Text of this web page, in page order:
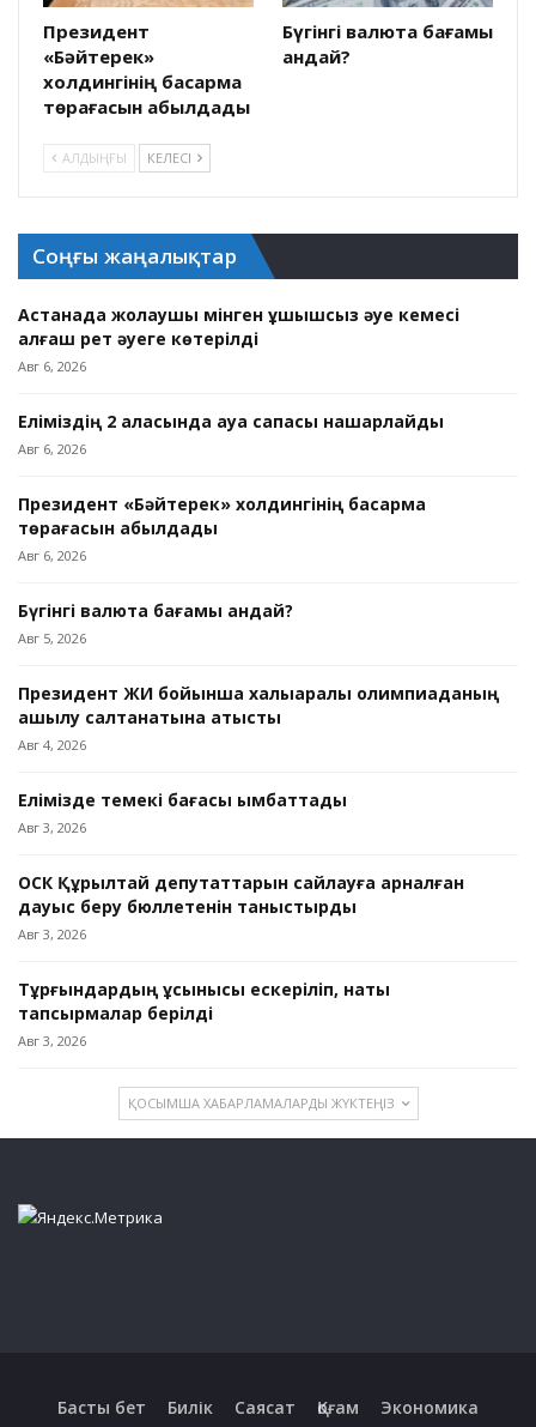
Президент
«Бәйтерек»
холдингінің басқарма
төрағасын қабылдады
Бүгінгі валюта бағамы
қандай?
АЛДЫҢҒЫ КЕЛЕСІ
Соңғы жаңалықтар
Астанада жолаушы мінген ұшқышсыз әуе кемесі
алғаш рет әуеге көтерілді
Авг 6, 2026
Еліміздің 2 қаласында ауа сапасы нашарлайды
Авг 6, 2026
Президент «Бәйтерек» холдингінің басқарма
төрағасын қабылдады
Авг 6, 2026
Бүгінгі валюта бағамы қандай?
Авг 5, 2026
Президент ЖИ бойынша халықаралық олимпиаданың
ашылу салтанатына қатысты
Авг 4, 2026
Елімізде темекі бағасы қымбаттады
Авг 3, 2026
ОСК Құрылтай депутаттарын сайлауға арналған
дауыс беру бюллетенін таныстырды
Авг 3, 2026
Тұрғындардың ұсынысы ескеріліп, нақты
тапсырмалар берілді
Авг 3, 2026
ҚОСЫМША ХАБАРЛАМАЛАРДЫ ЖҮКТЕҢІЗ
Басты бет Билік Саясат Қоғам Экономика